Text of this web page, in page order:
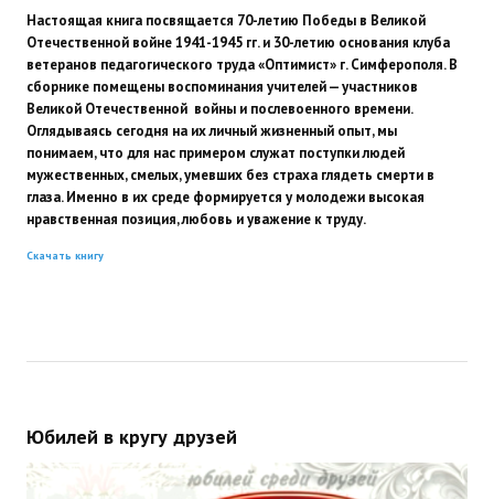
Настоящая книга посвящается 70-летию Победы в Великой
Отечественной войне 1941-1945 гг. и 30-летию основания клуба
ветеранов педагогического труда «Оптимист» г. Симферополя. В
сборнике помещены воспоминания учителей — участников
Великой Отечественной войны и послевоенного времени.
Оглядываясь сегодня на их личный жизненный опыт, мы
понимаем, что для нас примером служат поступки людей
мужественных, смелых, умевших без страха глядеть смерти в
глаза. Именно в их среде формируется у молодежи высокая
нравственная позиция, любовь и уважение к труду.
Скачать книгу
Юбилей в кругу друзей